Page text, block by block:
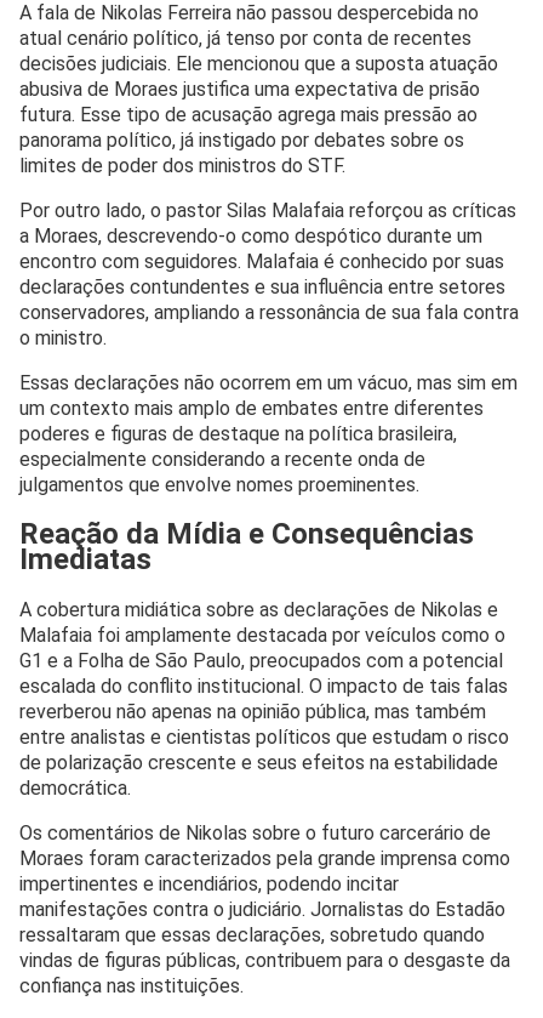
A fala de Nikolas Ferreira não passou despercebida no
atual cenário político, já tenso por conta de recentes
decisões judiciais. Ele mencionou que a suposta atuação
abusiva de Moraes justifica uma expectativa de prisão
futura. Esse tipo de acusação agrega mais pressão ao
panorama político, já instigado por debates sobre os
limites de poder dos ministros do STF.
Por outro lado, o pastor Silas Malafaia reforçou as críticas
a Moraes, descrevendo-o como despótico durante um
encontro com seguidores. Malafaia é conhecido por suas
declarações contundentes e sua influência entre setores
conservadores, ampliando a ressonância de sua fala contra
o ministro.
Essas declarações não ocorrem em um vácuo, mas sim em
um contexto mais amplo de embates entre diferentes
poderes e figuras de destaque na política brasileira,
especialmente considerando a recente onda de
julgamentos que envolve nomes proeminentes.
Reação da Mídia e Consequências
Imediatas
A cobertura midiática sobre as declarações de Nikolas e
Malafaia foi amplamente destacada por veículos como o
G1 e a Folha de São Paulo, preocupados com a potencial
escalada do conflito institucional. O impacto de tais falas
reverberou não apenas na opinião pública, mas também
entre analistas e cientistas políticos que estudam o risco
de polarização crescente e seus efeitos na estabilidade
democrática.
Os comentários de Nikolas sobre o futuro carcerário de
Moraes foram caracterizados pela grande imprensa como
impertinentes e incendiários, podendo incitar
manifestações contra o judiciário. Jornalistas do Estadão
ressaltaram que essas declarações, sobretudo quando
vindas de figuras públicas, contribuem para o desgaste da
confiança nas instituições.